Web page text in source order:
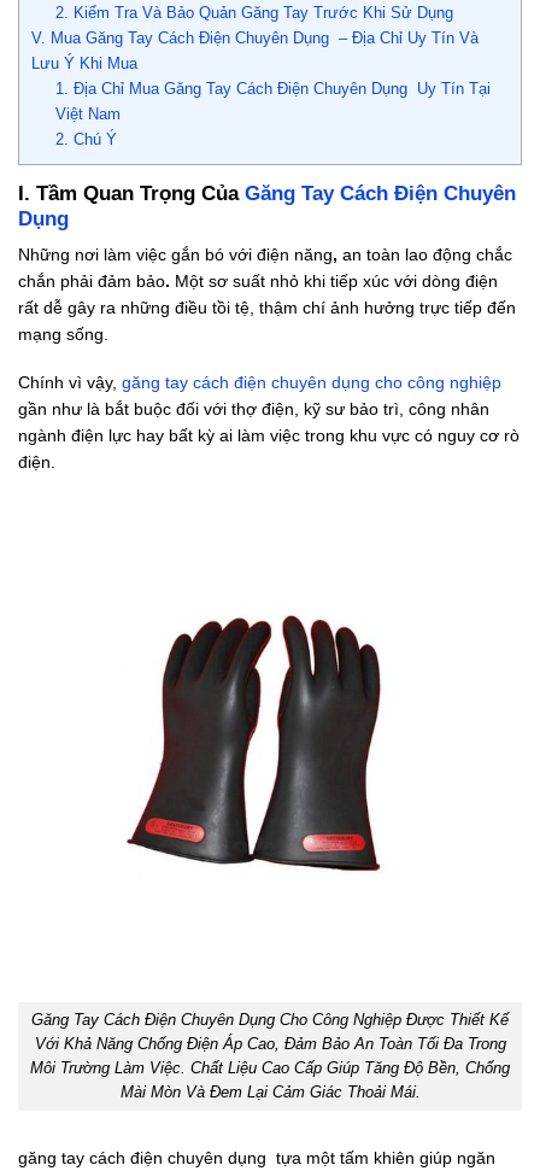
2. Kiểm Tra Và Bảo Quản Găng Tay Trước Khi Sử Dụng
V. Mua Găng Tay Cách Điện Chuyên Dụng – Địa Chỉ Uy Tín Và
Lưu Ý Khi Mua
1. Địa Chỉ Mua Găng Tay Cách Điện Chuyên Dụng Uy Tín Tại
Việt Nam
2. Chú Ý
I. Tầm Quan Trọng Của Găng Tay Cách Điện Chuyên
Dụng
Những nơi làm việc gắn bó với điện năng, an toàn lao động chắc
chắn phải đảm bảo. Một sơ suất nhỏ khi tiếp xúc với dòng điện
rất dễ gây ra những điều tồi tệ, thậm chí ảnh hưởng trực tiếp đến
mạng sống.
Chính vì vậy, găng tay cách điện chuyên dụng cho công nghiệp
gần như là bắt buộc đối với thợ điện, kỹ sư bảo trì, công nhân
ngành điện lực hay bất kỳ ai làm việc trong khu vực có nguy cơ rò
điện.
Găng Tay Cách Điện Chuyên Dụng Cho Công Nghiệp Được Thiết Kế
Với Khả Năng Chống Điện Áp Cao, Đảm Bảo An Toàn Tối Đa Trong
Môi Trường Làm Việc. Chất Liệu Cao Cấp Giúp Tăng Độ Bền, Chống
Mài Mòn Và Đem Lại Cảm Giác Thoải Mái.
găng tay cách điện chuyên dụng tựa một tấm khiên giúp ngăn